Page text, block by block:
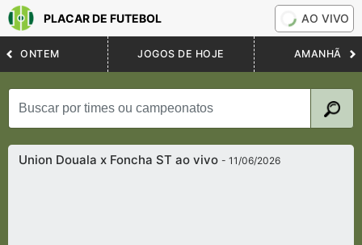
PLACAR DE FUTEBOL AO VIVO
ONTEM JOGOS DE HOJE AMANHÃ
Union Douala x Foncha ST ao vivo- 11/06/2026